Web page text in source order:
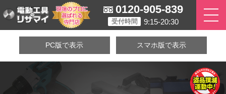
0120-905-839
受付時間 9:15-20:30
PC版で表示 スマホ版で表示